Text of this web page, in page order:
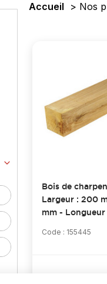
Accueil Nos
Bois de
Largeur : 200
mm -
Code : 155445